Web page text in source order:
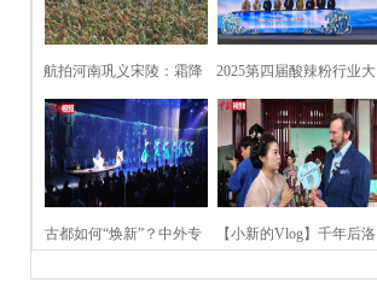
航拍河南巩义宋陵：霜降
时节高粱红
2025第四届酸辣粉行业大
会在河南开封举行
古都如何“焕新”？中外专 【小新的Vlog】千年后洛